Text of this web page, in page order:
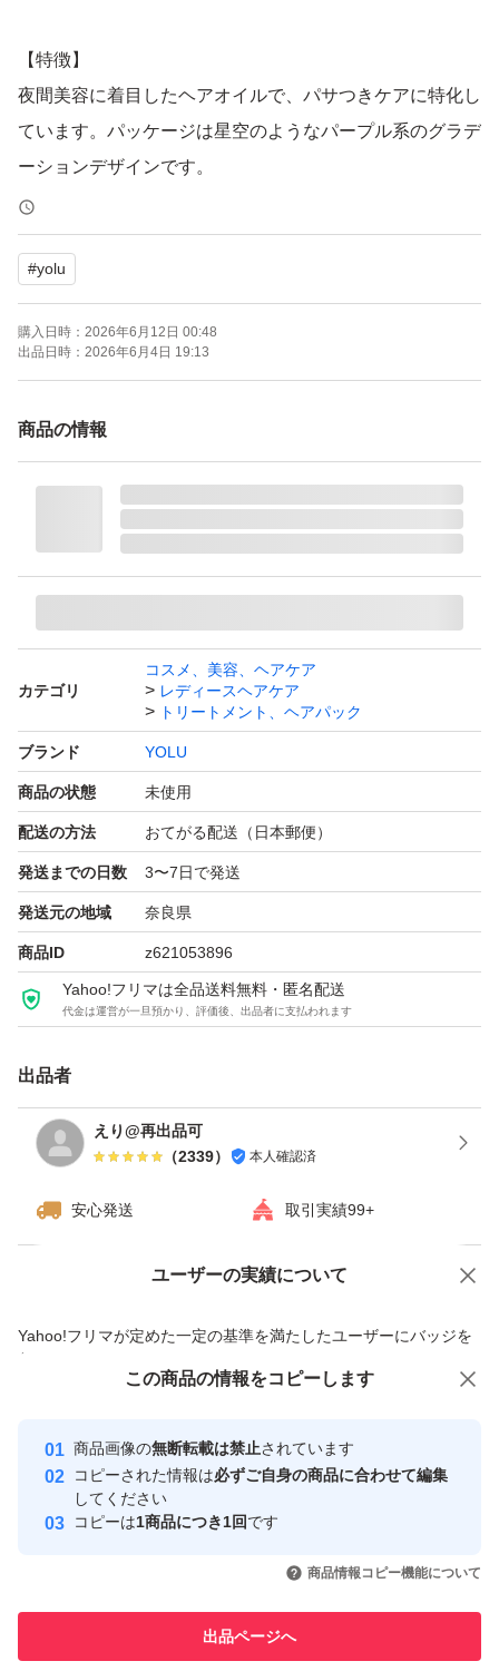
【特徴】
夜間美容に着目したヘアオイルで、パサつきケアに特化し
ています。パッケージは星空のようなパープル系のグラデ
ーションデザインです。
【表記・型番】
YOLU CALM NIGHT REPAIR HAIR OIL
OPP袋等には入れず、そのまま専用の封筒に入れて発送
致します。
よろしくお願いいたします。
#yolu
購入日時： 2026年6月12日 00:48
出品日時： 2026年6月4日 19:13
商品の情報
カテゴリ
コスメ、美容、ヘアケア
レディースヘアケア
トリートメント、ヘアパック
ブランド YOLU
商品の状態 未使用
配送の方法 おてがる配送（日本郵便）
発送までの日数 3〜7日で発送
発送元の地域 奈良県
商品ID z621053896
Yahoo!フリマは全品送料無料・匿名配送
代金は運営が一旦預かり、評価後、出品者に支払われます
出品者
えり@再出品可
（2339） 本人確認済
安心発送 取引実績99+
ユーザーの実績について
Yahoo!フリマが定めた一定の基準を満たしたユーザーにバッジを
付与しています
安心取引出品者
心・安全なユーザーです
取引実績
引を完了させた実績があります
での取引実績があります
価格の相談 商品への質問
この商品の情報をコピーします
商品画像の無断転載は禁止されています
コピーされた情報は必ずご自身の商品に合わせて編集
してください
コピーは1商品につき1回です
商品情報コピー機能について
出品ページへ
この商品をみている人にオススメ